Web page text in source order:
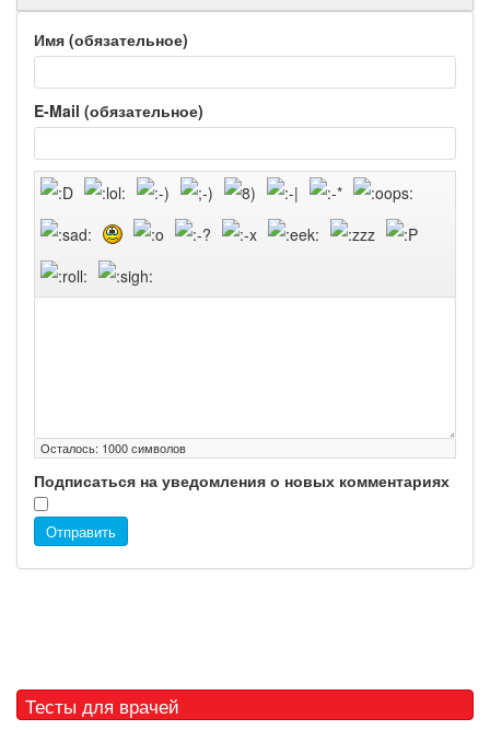
Имя (обязательное)
E-Mail (обязательное)
Осталось: 1000символов
Подписаться на уведомления о новых комментариях
Отправить
Тесты для врачей